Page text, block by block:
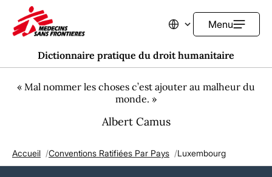
Dictionnaire pratique du droit humanitaire
Changer de langue
Menu
« Mal nommer les choses c’est ajouter au malheur du
monde. »
Albert Camus
Fil d'Ariane
Accueil Conventions Ratifiées Par Pays Luxembourg